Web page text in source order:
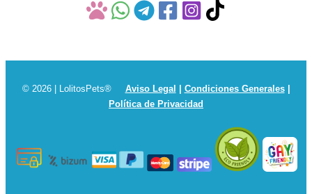
© 2026 | LolitosPets® Aviso Legal Condiciones Generales|
Política de Privacidad